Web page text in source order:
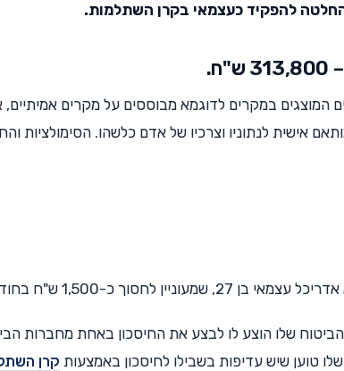
להפקיד כעצמאי בקרן השתלמות.
המוצגים במקרים לדוגמא מבוססים על מקרים
אישית לנתוניו וצרכיו של אדם כלשהו. הסימולציות
ש"ח בחודש באופן פרטי, מעבר להפקדות לקרן הפנסיה.
שלו הוצע לו לבצע את החיסכון באחת מחברות
טוען שיש עדיפות בשבילו לחיסכון באמצעות קרן